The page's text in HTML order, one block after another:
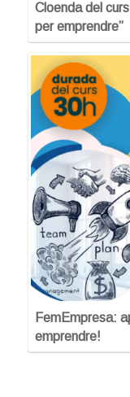
Cloenda del
per emprendre”
FemEmpresa:
emprendre!